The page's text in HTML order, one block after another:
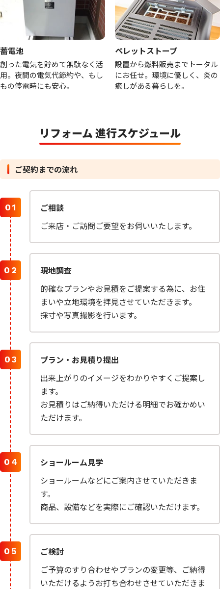
蓄電池
創った電気を貯めて無駄なく活
用。夜間の電気代節約や、もし
もの停電時にも安心。
ペレットストーブ
設置から燃料販売までトータル
にお任せ。環境に優しく、炎の
癒しがある暮らしを。
リフォーム 進行スケジュール
ご契約までの流れ
ご相談
ご来店・ご訪問ご要望をお伺いいたします。
現地調査
的確なプランやお見積をご提案する為に、お住
まいや立地環境を拝見させていただきます。
採寸や写真撮影を行います。
プラン・お見積り提出
出来上がりのイメージをわかりやすくご提案し
ます。
お見積りはご納得いただける明細でお確かめい
ただけます。
ショールーム見学
ショールームなどにご案内させていただきま
す。
商品、設備などを実際にご確認いただけます。
ご検討
ご予算のすり合わせやプランの変更等、ご納得
いただけるようお打ち合わせさせていただきま